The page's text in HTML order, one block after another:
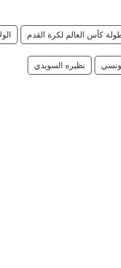
كأس العالم لكرة القدم
نظيره السويدي